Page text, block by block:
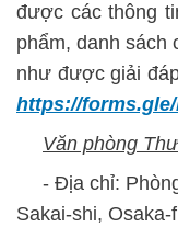
được các thông
phẩm, danh sách
như được giải
https://forms.gle/
Văn phòng
- Địa chỉ:
Sakai-shi,